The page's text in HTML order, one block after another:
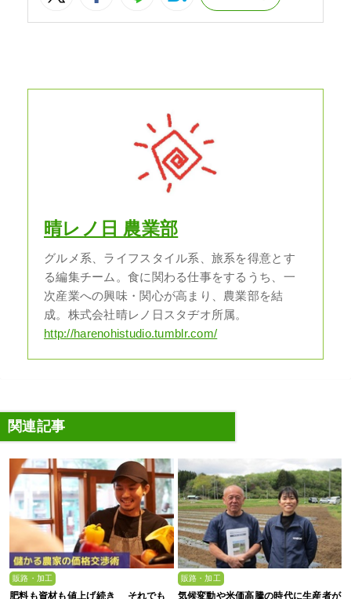
晴レノ日 農業部
グルメ系、ライフスタイル系、旅系を得意とす
る編集チーム。食に関わる仕事をするうち、一
次産業への興味・関心が高まり、農業部を結
成。株式会社晴レノ日スタヂオ所属。
http://harenohistudio.tumblr.com/
関連記事
販路・加工
肥料も資材も値上げ続き それでも
販路・加工
気候変動や米価高騰の時代に生産者が